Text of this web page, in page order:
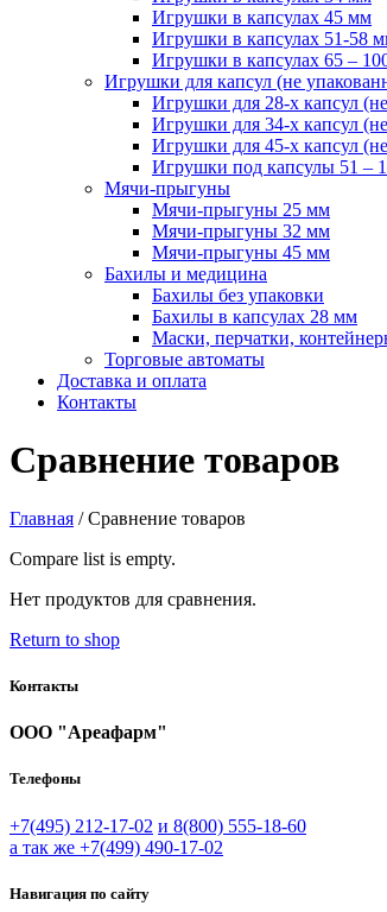
Игрушки в капсулах 45 мм
Игрушки в капсулах 51-58
Игрушки в капсулах 65 –
Игрушки для капсул (не
Игрушки для 28-х капсул
Игрушки для 34-х капсул
Игрушки для 45-х капсул
Игрушки под капсулы 51 –
Мячи-прыгуны
Мячи-прыгуны 25 мм
Мячи-прыгуны 32 мм
Мячи-прыгуны 45 мм
Бахилы и медицина
Бахилы без упаковки
Бахилы в капсулах 28 мм
Маски, перчатки,
Торговые автоматы
Доставка и оплата
Контакты
Сравнение товаров
Главная /Сравнение товаров
Compare list is empty.
Нет продуктов для сравнения.
Return to shop
Контакты
ООО "Ареафарм"
Телефоны
+7(495) 212-17-02 и 8(800) 555-18-60
а так же +7(499) 490-17-02
Навигация по сайту